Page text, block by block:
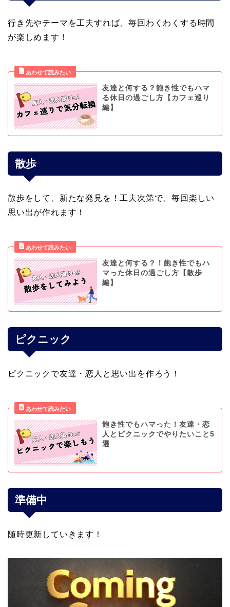
行き先やテーマを工夫すれば、毎回わくわくする時間
が楽しめます！
友達と何する？飽き性でもハマ
る休日の過ごし方【カフェ巡り
編】
散歩
散歩をして、新たな発見を！工夫次第で、毎回楽しい
思い出が作れます！
友達と何する？！飽き性でもハ
マった休日の過ごし方【散歩
編】
ピクニック
ピクニックで友達・恋人と思い出を作ろう！
飽き性でもハマった！友達・恋
人とピクニックでやりたいこと5
選
準備中
随時更新していきます！